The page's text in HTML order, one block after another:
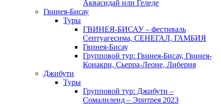
Аквасидай или Геледе
Гвинея-Бисау
Туры
ГВИНЕЯ-БИСАУ – фестиваль
Септуагесима, СЕНЕГАЛ, ГАМБИЯ
Гвинея-Бисау
Групповой тур: Гвинея-Бисау, Гвинея-
Конакри, Сьерра-Леоне, Либерия
Джибути
Туры
Групповой тур: Джибути –
Cомалиленд – Эритрея 2023